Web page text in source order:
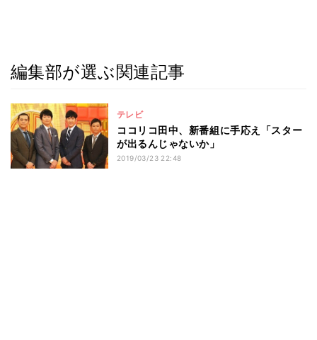
編集部が選ぶ関連記事
テレビ
ココリコ田中、新番組に手応え「スター
が出るんじゃないか」
2019/03/23 22:48